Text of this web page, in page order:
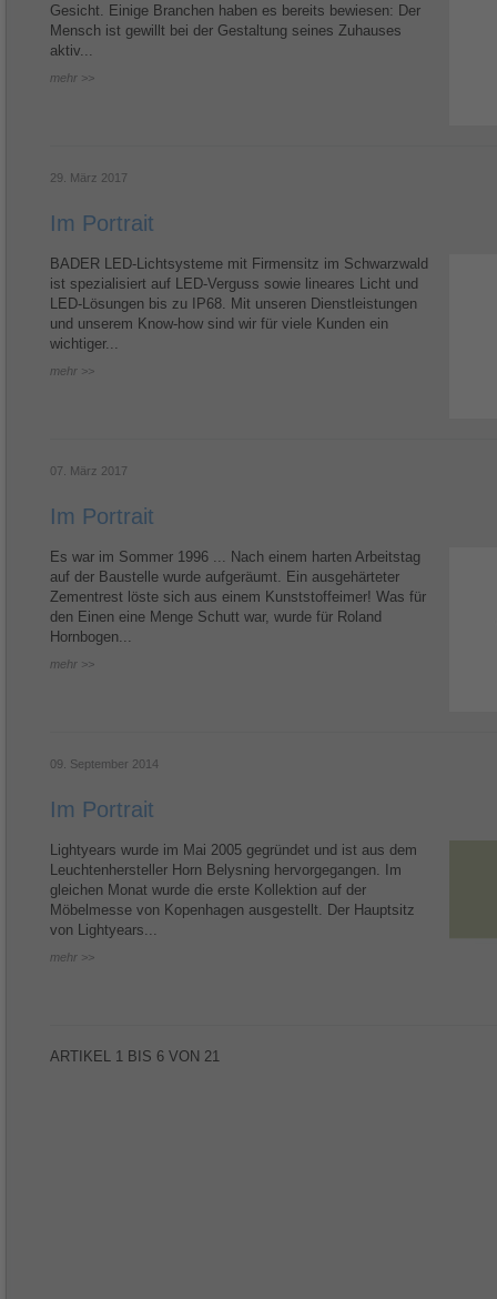
Gesicht. Einige Branchen haben es bereits bewiesen: Der
Mensch ist gewillt bei der Gestaltung seines Zuhauses
aktiv...
mehr >>
29. März 2017
Im Portrait
BADER LED-Lichtsysteme mit Firmensitz im Schwarzwald
ist spezialisiert auf LED-Verguss sowie lineares Licht und
LED-Lösungen bis zu IP68. Mit unseren Dienstleistungen
und unserem Know-how sind wir für viele Kunden ein
wichtiger...
mehr >>
07. März 2017
Im Portrait
Es war im Sommer 1996 ... Nach einem harten Arbeitstag
auf der Baustelle wurde aufgeräumt. Ein ausgehärteter
Zementrest löste sich aus einem Kunststoffeimer! Was für
den Einen eine Menge Schutt war, wurde für Roland
Hornbogen...
mehr >>
09. September 2014
Im Portrait
Lightyears wurde im Mai 2005 gegründet und ist aus dem
Leuchtenhersteller Horn Belysning hervorgegangen. Im
gleichen Monat wurde die erste Kollektion auf der
Möbelmesse von Kopenhagen ausgestellt. Der Hauptsitz
von Lightyears...
mehr >>
ARTIKEL 1 BIS 6 VON 21